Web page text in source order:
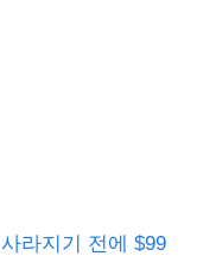
라지기 전에 $99